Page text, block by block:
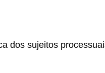
dos sujeitos